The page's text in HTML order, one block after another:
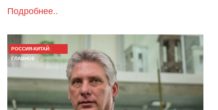
Подробнее..
РОССИЯ-КИТАЙ:
ГЛАВНОЕ